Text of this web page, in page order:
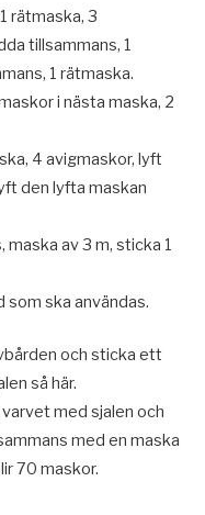
rätmaska, 3
tillsammans, 1
1 rätmaska.
i nästa maska, 2
4 avigmaskor, lyft
den lyfta maskan
av 3 m, sticka 1
som ska användas.
och sticka ett
så här.
med sjalen och
med en maska
70 maskor.